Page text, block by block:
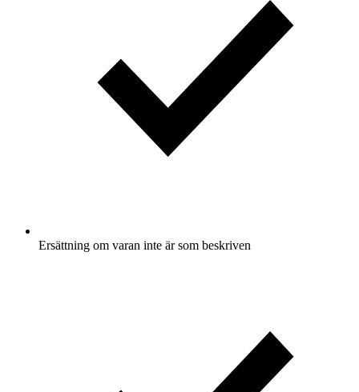
Ersättning om varan inte är som beskriven